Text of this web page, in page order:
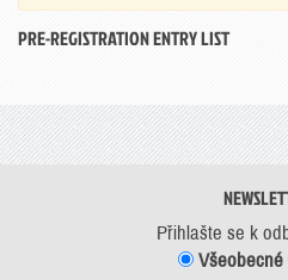
PRE-REGISTRATION ENTRY LIST
Přihlašte se k
Všeobecné